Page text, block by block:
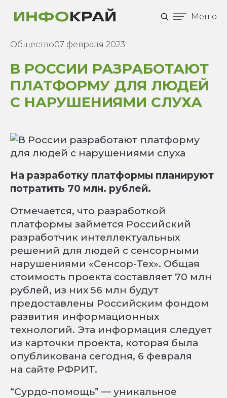
Меню
Общество07 февраля 2023
В РОССИИ РАЗРАБОТАЮТ
ПЛАТФОРМУ ДЛЯ ЛЮДЕЙ
С НАРУШЕНИЯМИ СЛУХА
На разработку платформы планируют
потратить 70 млн. рублей.
Отмечается, что разработкой
платформы займется Российский
разработчик интеллектуальных
решений для людей с сенсорными
нарушениями «Сенсор-Тех». Общая
стоимость проекта составляет 70 млн
рублей, из них 56 млн будут
предоставлены Российским фондом
развития информационных
технологий. Эта информация следует
из карточки проекта, которая была
опубликована сегодня, 6 февраля
на сайте РФРИТ.
“Сурдо-помощь” — уникальное